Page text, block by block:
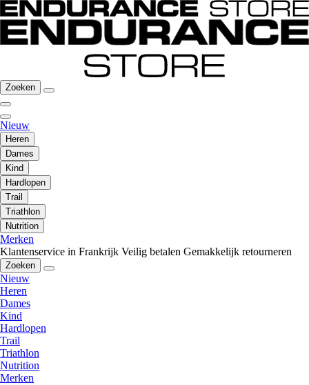
Zoeken
Nieuw
Heren
Dames
Kind
Hardlopen
Trail
Triathlon
Nutrition
Merken
Klantenservice in Frankrijk Veilig betalen Gemakkelijk retourneren
Zoeken
Nieuw
Heren
Dames
Kind
Hardlopen
Trail
Triathlon
Nutrition
Merken